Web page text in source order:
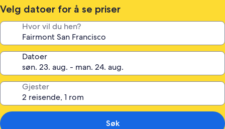
Velg datoer for å se priser
Hvor vil du hen?
Datoer
Gjester
Søk